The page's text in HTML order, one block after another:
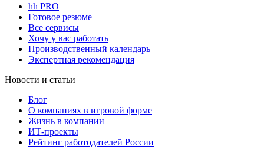
hh PRO
Готовое резюме
Все сервисы
Хочу у вас работать
Производственный календарь
Экспертная рекомендация
Новости и статьи
Блог
О компаниях в игровой форме
Жизнь в компании
ИТ-проекты
Рейтинг работодателей России